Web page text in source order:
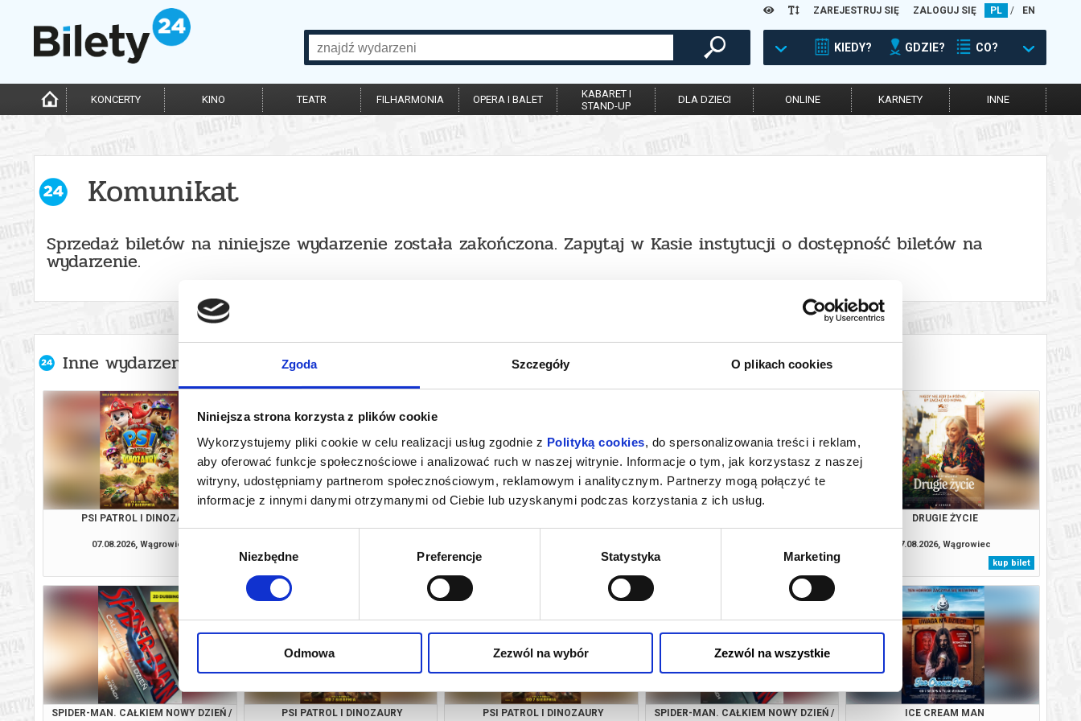
Zgoda Szczegóły O plikach cookies
Niniejsza strona korzysta z plików cookie
Wykorzystujemy pliki cookie w celu realizacji usług zgodnie z Polityką cookies, do spersonalizowania treści i reklam,
aby oferować funkcje społecznościowe i analizować ruch w naszej witrynie. Informacje o tym, jak korzystasz z naszej
witryny, udostępniamy partnerom społecznościowym, reklamowym i analitycznym. Partnerzy mogą połączyć te
informacje z innymi danymi otrzymanymi od Ciebie lub uzyskanymi podczas korzystania z ich usług.
Niezbędne Preferencje Statystyka Marketing
Odmowa Zezwól na wybór Zezwól na wszystkie
ZAREJESTRUJ SIĘ ZALOGUJ SIĘ PL / EN
KIEDY? GDZIE? CO?
KONCERTY KINO TEATR FILHARMONIA OPERA I BALET
KABARET I
STAND-UP
DLA DZIECI ONLINE KARNETY INNE
Komunikat
Sprzedaż biletów na niniejsze wydarzenie została zakończona. Zapytaj w Kasie instytucji o dostępność biletów na
wydarzenie.
Inne wydarzenia organizatora
PSI PATROL I DINOZAURY
07.08.2026, Wągrowiec
kup bilet
3D NAP
kup bilet
kup bilet
DRUGIE ŻYCIE
07.08.2026, Wągrowiec
kup bilet
SPIDER-MAN. CAŁKIEM NOWY DZIEŃ /
PSI PATROL I DINOZAURY PSI PATROL I DINOZAURY
SPIDER-MAN. CAŁKIEM NOWY DZIEŃ /
ICE CREAM MAN